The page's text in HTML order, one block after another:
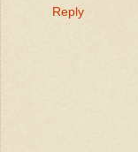
Reply